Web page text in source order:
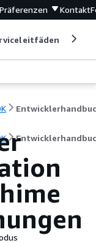
Präferenzen Kontakt